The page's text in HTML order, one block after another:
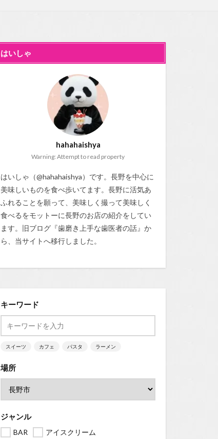
はいしゃ
hahahaishya
Warning: Attempt to read property
はいしゃ（@hahahaishya）です。長野を中心に
美味しいものを食べ歩いてます。長野に活気あ
ふれることを願って、美味しく撮って美味しく
食べるをモットーに長野のお店の紹介をしてい
ます。旧ブログ『歯磨き上手な歯医者の話』か
ら、当サイトへ移行しました。
キーワード
スイーツ カフェ パスタ ラーメン
場所
ジャンル
BAR
アイスクリーム